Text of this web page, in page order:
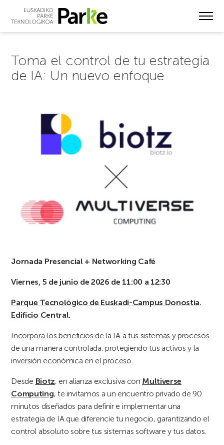
Toma el control de tu estrategia
de IA: Un nuevo enfoque
Jornada Presencial + Networking Café
Viernes, 5 de junio de 2026 de 11:00 a 12:30
Parque Tecnológico de Euskadi-Campus Donostia.
Edificio Central.
Incorpora los beneficios de la IA a tus sistemas y procesos
de una manera controlada, protegiendo tus activos y la
inversión económica en el proceso.
Desde Biotz, en alianza exclusiva con Multiverse
Computing, te invitamos a un encuentro privado de 90
minutos diseñados para definir e implementar una
estrategia de IA que diferencie tu negocio, garantizando el
control absoluto sobre tus sistemas software y tus datos.